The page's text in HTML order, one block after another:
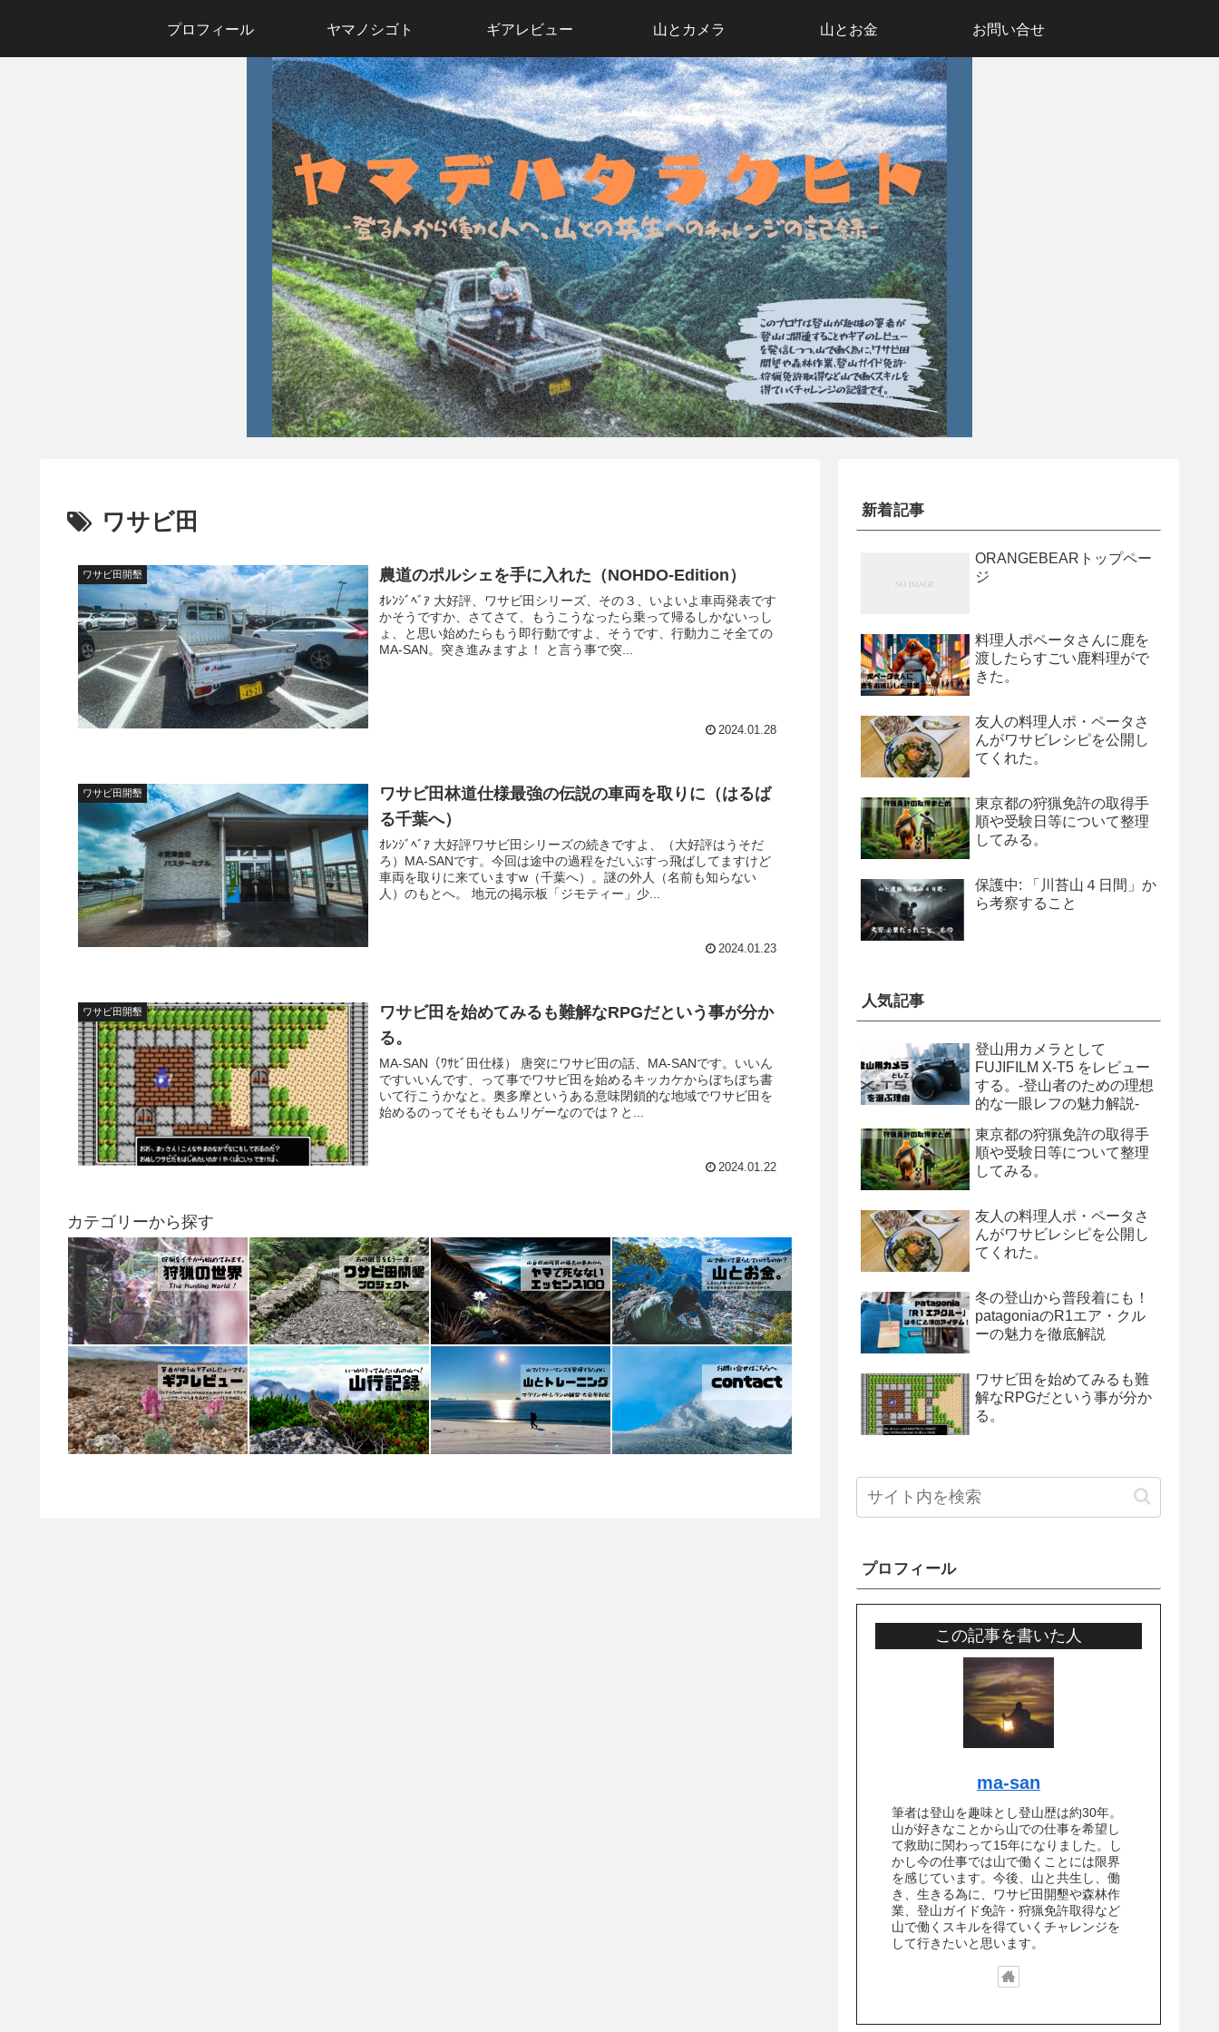
プロフィール ヤマノシゴト ギアレビュー 山とカメラ 山とお金 お問い合せ
ワサビ田
ワサビ田開墾 農道のポルシェを手に入れた（NOHDO-Edition）
ｵﾚﾝｼﾞﾍﾞｱ 大好評、ワサビ田シリーズ、その３、いよいよ車両発表です
かそうですか、さてさて、もうこうなったら乗って帰るしかないっし
ょ、と思い始めたらもう即行動ですよ、そうです、行動力こそ全ての
MA-SAN。突き進みますよ！ と言う事で突...
2024.01.28
ワサビ田開墾
ワサビ田林道仕様最強の伝説の車両を取りに（はるば
る千葉へ）
ｵﾚﾝｼﾞﾍﾞｱ 大好評ワサビ田シリーズの続きですよ、（大好評はうそだ
ろ）MA-SANです。今回は途中の過程をだいぶすっ飛ばしてますけど
車両を取りに来ていますw（千葉へ）。謎の外人（名前も知らない
人）のもとへ。 地元の掲示板「ジモティー」少...
2024.01.23
ワサビ田開墾
ワサビ田を始めてみるも難解なRPGだという事が分か
る。
MA-SAN（ﾜｻﾋﾞ田仕様） 唐突にワサビ田の話、MA-SANです。いいん
ですいいんです、って事でワサビ田を始めるキッカケからぼちぼち書
いて行こうかなと。奥多摩というある意味閉鎖的な地域でワサビ田を
始めるのってそもそもムリゲーなのでは？と...
2024.01.22
カテゴリーから探す
新着記事
ORANGEBEARトップペー
ジ
料理人ポペータさんに鹿を
渡したらすごい鹿料理がで
きた。
友人の料理人ポ・ペータさ
んがワサビレシピを公開し
てくれた。
東京都の狩猟免許の取得手
順や受験日等について整理
してみる。
保護中: 「川苔山４日間」か
ら考察すること
人気記事
登山用カメラとして
FUJIFILM X-T5 をレビュー
する。-登山者のための理想
的な一眼レフの魅力解説-
東京都の狩猟免許の取得手
順や受験日等について整理
してみる。
友人の料理人ポ・ペータさ
んがワサビレシピを公開し
てくれた。
冬の登山から普段着にも！
patagoniaのR1エア・クル
ーの魅力を徹底解説
ワサビ田を始めてみるも難
解なRPGだという事が分か
る。
プロフィール
この記事を書いた人
ma-san
筆者は登山を趣味とし登山歴は約30年。
山が好きなことから山での仕事を希望し
て救助に関わって15年になりました。し
かし今の仕事では山で働くことには限界
を感じています。今後、山と共生し、働
き、生きる為に、ワサビ田開墾や森林作
業、登山ガイド免許・狩猟免許取得など
山で働くスキルを得ていくチャレンジを
して行きたいと思います。